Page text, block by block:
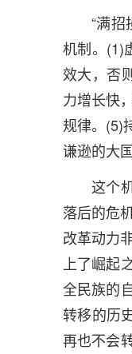
“满
机制。(1)
效大，否
力增长快
规律。(5)
谦逊的大
这个
落后的危
改革动力
上了崛起
全民族的
转移的历
再也不会